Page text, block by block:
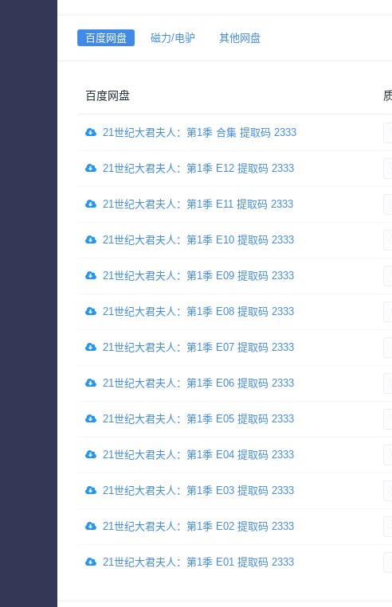
百度网盘 磁力/电驴 其他网盘
百度网盘
21世纪大君夫人：第1季 合集 提取码 2333
21世纪大君夫人：第1季 E12 提取码 2333
21世纪大君夫人：第1季 E11 提取码 2333
21世纪大君夫人：第1季 E10 提取码 2333
21世纪大君夫人：第1季 E09 提取码 2333
21世纪大君夫人：第1季 E08 提取码 2333
21世纪大君夫人：第1季 E07 提取码 2333
21世纪大君夫人：第1季 E06 提取码 2333
21世纪大君夫人：第1季 E05 提取码 2333
21世纪大君夫人：第1季 E04 提取码 2333
21世纪大君夫人：第1季 E03 提取码 2333
21世纪大君夫人：第1季 E02 提取码 2333
21世纪大君夫人：第1季 E01 提取码 2333